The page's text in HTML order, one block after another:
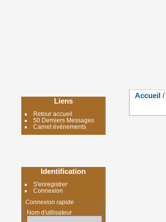
Liens
Retour accueil
50 Derniers Messages
Carnet événements
Identification
S'enregistrer
Connexion
Connexion rapide
Nom d'utilisateur
Accueil /